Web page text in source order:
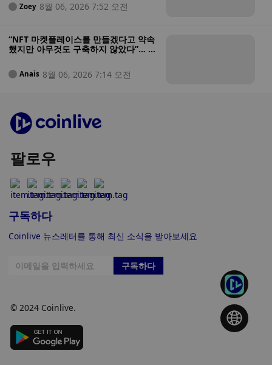
Zoey 8월 06, 2026 7:52 오전
“NFT 마켓플레이스를 만들겠다고 약속
했지만 아무것도 구축하지 않았다”… 미
혐의를 받는 NFT 창업자 기소
Anais 8월 06, 2026 7:14 오전
팔로우
구독하다
Coinlive 뉴스레터를 통해 최신 소식을 받아보세요
구독하다
© 2024 Coinlive.